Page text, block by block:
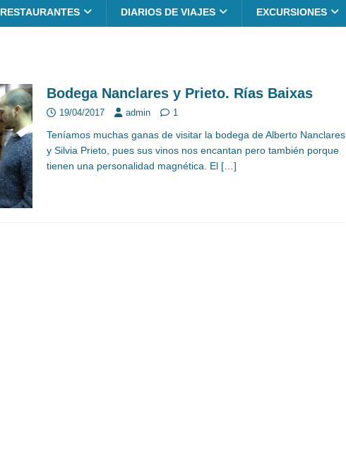
RESTAURANTES DIARIOS DE VIAJES EXCURSIONES
Bodega Nanclares y Prieto. Rías Baixas
19/04/2017 admin 1
Teníamos muchas ganas de visitar la bodega de Alberto Nanclares
y Silvia Prieto, pues sus vinos nos encantan pero también porque
tienen una personalidad magnética. El […]